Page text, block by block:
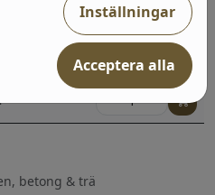
betong & trä
betong & trä
Inställningar
Acceptera alla